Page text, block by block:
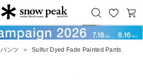
Snow Peak
お
気
カ
ー
パンツ ＞ Sulfur Dyed Fade Painted Pants